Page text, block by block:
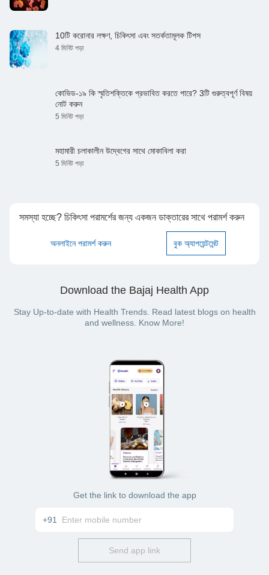
10টি করোনার লক্ষণ, চিকিৎসা এবং সতর্কতামূলক টিপস
4 মিনিট পড়া
কোভিড-১৯ কি স্মৃতিশক্তিকে প্রভাবিত করতে পারে? 3টি গুরুত্বপূর্ণ বিষয়
নোট করুন
5 মিনিট পড়া
মহামারী চলাকালীন উদ্বেগের সাথে মোকাবিলা করা
5 মিনিট পড়া
সমস্যা হচ্ছে? চিকিৎসা পরামর্শের জন্য একজন ডাক্তারের সাথে পরামর্শ করুন
অনলাইনে পরামর্শ করুন বুক অ্যাপয়েন্টমেন্ট
Download the Bajaj Health App
Stay Up-to-date with Health Trends. Read latest blogs on health
and wellness. Know More!
Get the link to download the app
+91
Send app link